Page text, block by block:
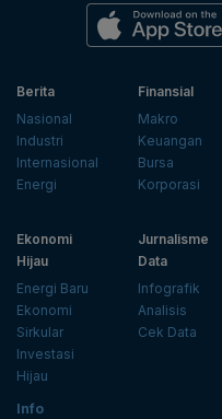
Berita
Nasional
Industri
Internasional
Energi
Finansial
Makro
Keuangan
Bursa
Korporasi
Ekonomi
Hijau
Energi Baru
Ekonomi
Sirkular
Investasi
Hijau
Jurnalisme
Data
Infografik
Analisis
Cek Data
Info